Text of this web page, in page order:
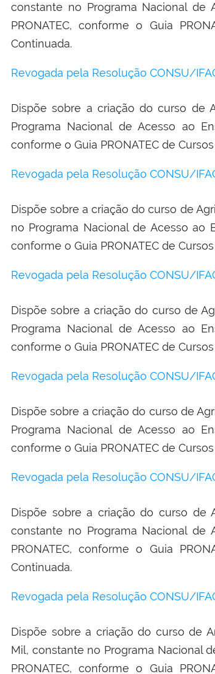
constante no Programa Nacional de
PRONATEC, conforme o Guia
Continuada.
Revogada pela Resolução CONSU/
Dispõe sobre a criação do curso de
Programa Nacional de Acesso ao
conforme o Guia PRONATEC de
Revogada pela Resolução CONSU/
Dispõe sobre a criação do curso de
no Programa Nacional de Acesso ao
conforme o Guia PRONATEC de
Revogada pela Resolução CONSU/
Dispõe sobre a criação do curso de
Programa Nacional de Acesso ao
conforme o Guia PRONATEC de
Revogada pela Resolução CONSU/
Dispõe sobre a criação do curso de
Programa Nacional de Acesso ao
conforme o Guia PRONATEC de
Revogada pela Resolução CONSU/
Dispõe sobre a criação do curso de
constante no Programa Nacional de
PRONATEC, conforme o Guia
Continuada.
Revogada pela Resolução CONSU/
Dispõe sobre a criação do curso de
Mil, constante no Programa Nacional
PRONATEC, conforme o Guia